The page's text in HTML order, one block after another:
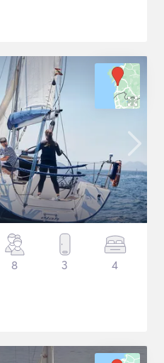
8 3 4